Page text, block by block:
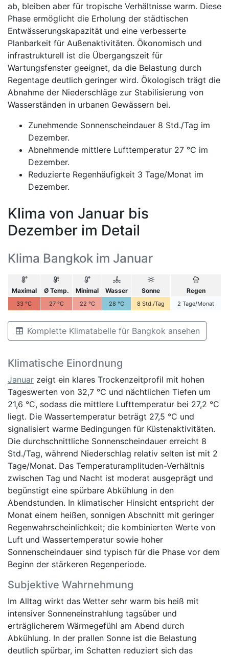
ab, bleiben aber für tropische Verhältnisse warm. Diese
Phase ermöglicht die Erholung der städtischen
Entwässerungskapazität und eine verbesserte
Planbarkeit für Außenaktivitäten. Ökonomisch und
infrastrukturell ist die Übergangszeit für
Wartungsfenster geeignet, da die Belastung durch
Regentage deutlich geringer wird. Ökologisch trägt die
Abnahme der Niederschläge zur Stabilisierung von
Wasserständen in urbanen Gewässern bei.
Zunehmende Sonnenscheindauer 8 Std./Tag im
Dezember.
Abnehmende mittlere Lufttemperatur 27 °C im
Dezember.
Reduzierte Regenhäufigkeit 3 Tage/Monat im
Dezember.
Klima von Januar bis
Dezember im Detail
Klima Bangkok im Januar
Maximal Ø Temp. Minimal Wasser Sonne Regen
33 °C 27 °C 22 °C 28 °C 8 Std./Tag 2 Tage/Monat
Komplette Klimatabelle für Bangkok ansehen
Klimatische Einordnung
Januar zeigt ein klares Trockenzeitprofil mit hohen
Tageswerten von 32,7 °C und nächtlichen Tiefen um
21,6 °C, sodass die mittlere Lufttemperatur bei 27,2 °C
liegt. Die Wassertemperatur beträgt 27,5 °C und
signalisiert warme Bedingungen für Küstenaktivitäten.
Die durchschnittliche Sonnenscheindauer erreicht 8
Std./Tag, während Niederschlag relativ selten ist mit 2
Tage/Monat. Das Temperaturamplituden-Verhältnis
zwischen Tag und Nacht ist moderat ausgeprägt und
begünstigt eine spürbare Abkühlung in den
Abendstunden. In klimatischer Hinsicht entspricht der
Monat einem heißen, sonnigen Abschnitt mit geringer
Regenwahrscheinlichkeit; die kombinierten Werte von
Luft und Wassertemperatur sowie hoher
Sonnenscheindauer sind typisch für die Phase vor dem
Beginn der stärkeren Regenperiode.
Subjektive Wahrnehmung
Im Alltag wirkt das Wetter sehr warm bis heiß mit
intensiver Sonneneinstrahlung tagsüber und
erträglicherem Wärmegefühl am Abend durch
Abkühlung. In der prallen Sonne ist die Belastung
deutlich spürbar, im Schatten reduziert sich das